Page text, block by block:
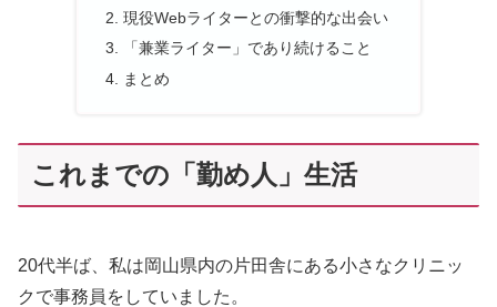
現役Webライターとの衝撃的な出会い
「兼業ライター」であり続けること
まとめ
これまでの「勤め人」生活
20代半ば、私は岡山県内の片田舎にある小さなクリニッ
クで事務員をしていました。